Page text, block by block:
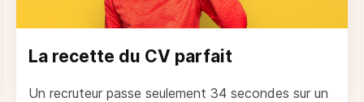
La recette du CV parfait
Un recruteur passe seulement 34 secondes sur un